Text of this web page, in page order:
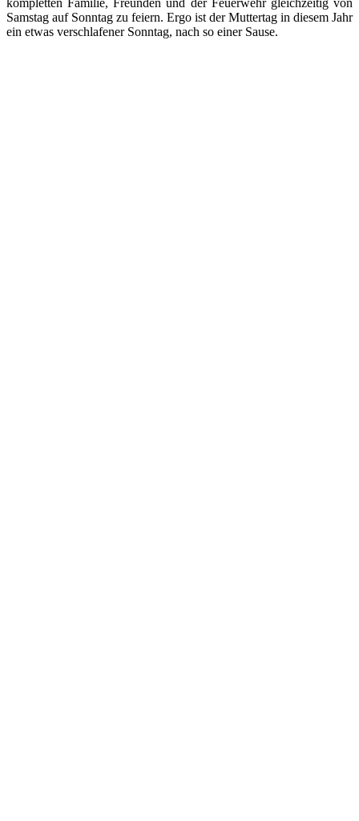
kompletten Familie, Freunden und der Feuerwehr gleichzeitig von
Samstag auf Sonntag zu feiern. Ergo ist der Muttertag in diesem Jahr
ein etwas verschlafener Sonntag, nach so einer Sause.